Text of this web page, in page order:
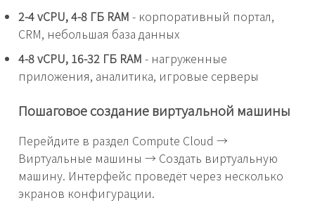
2-4 vCPU, 4-8 ГБ RAM - корпоративный портал,
CRM, небольшая база данных
4-8 vCPU, 16-32 ГБ RAM - нагруженные
приложения, аналитика, игровые серверы
Пошаговое создание виртуальной машины
Перейдите в раздел Compute Cloud →
Виртуальные машины → Создать виртуальную
машину. Интерфейс проведёт через несколько
экранов конфигурации.